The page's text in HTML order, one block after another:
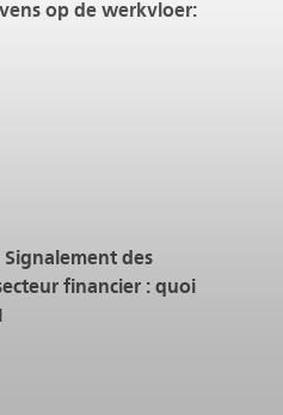
op de werkvloer:
Signalement des
financier : quoi